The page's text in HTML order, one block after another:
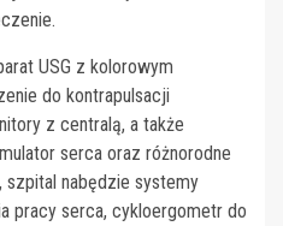
USG z kolorowym
do kontrapulsacji
z centralą, a także
serca oraz różnorodne
szpital nabędzie systemy
pracy serca, cykloergometr do